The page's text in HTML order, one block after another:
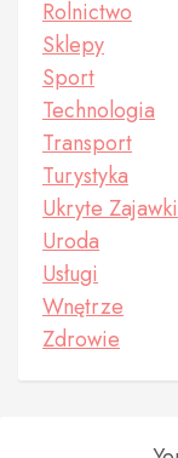
Rolnictwo
Sklepy
Sport
Technologia
Transport
Turystyka
Ukryte Zajawki
Uroda
Usługi
Wnętrze
Zdrowie